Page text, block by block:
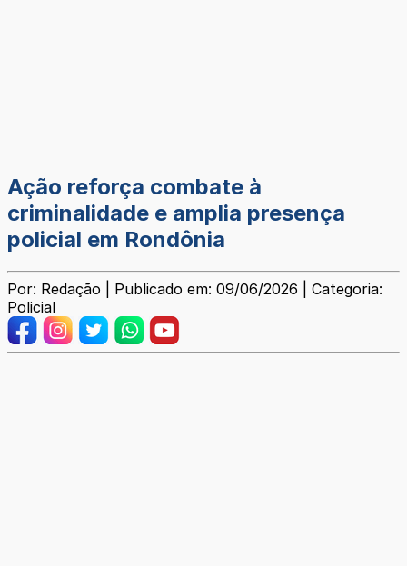
Ação reforça combate à
criminalidade e amplia presença
policial em Rondônia
Por: Redação | Publicado em: 09/06/2026 | Categoria:
Policial